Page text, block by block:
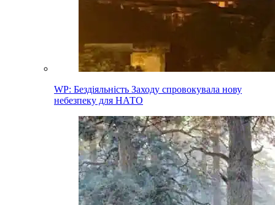
WP: Бездіяльність Заходу спровокувала нову
небезпеку для НАТО